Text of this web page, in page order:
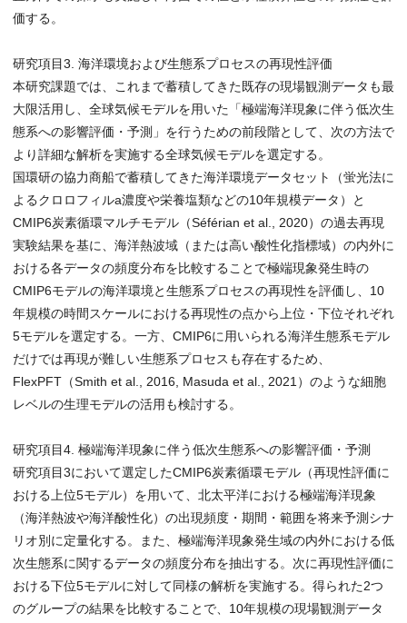
価する。
研究項目3. 海洋環境および生態系プロセスの再現性評価
本研究課題では、これまで蓄積してきた既存の現場観測データも最
大限活用し、全球気候モデルを用いた「極端海洋現象に伴う低次生
態系への影響評価・予測」を行うための前段階として、次の方法で
より詳細な解析を実施する全球気候モデルを選定する。
国環研の協力商船で蓄積してきた海洋環境データセット（蛍光法に
よるクロロフィルa濃度や栄養塩類などの10年規模データ）と
CMIP6炭素循環マルチモデル（Séférian et al., 2020）の過去再現
実験結果を基に、海洋熱波域（または高い酸性化指標域）の内外に
おける各データの頻度分布を比較することで極端現象発生時の
CMIP6モデルの海洋環境と生態系プロセスの再現性を評価し、10
年規模の時間スケールにおける再現性の点から上位・下位それぞれ
5モデルを選定する。一方、CMIP6に用いられる海洋生態系モデル
だけでは再現が難しい生態系プロセスも存在するため、
FlexPFT（Smith et al., 2016, Masuda et al., 2021）のような細胞
レベルの生理モデルの活用も検討する。
研究項目4. 極端海洋現象に伴う低次生態系への影響評価・予測
研究項目3において選定したCMIP6炭素循環モデル（再現性評価に
おける上位5モデル）を用いて、北太平洋における極端海洋現象
（海洋熱波や海洋酸性化）の出現頻度・期間・範囲を将来予測シナ
リオ別に定量化する。また、極端海洋現象発生域の内外における低
次生態系に関するデータの頻度分布を抽出する。次に再現性評価に
おける下位5モデルに対して同様の解析を実施する。得られた2つ
のグループの結果を比較することで、10年規模の現場観測データ